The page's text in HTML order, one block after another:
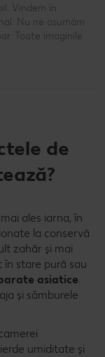
Vindem în
Nu ne asumăm
Toate imaginile
de
ales iarna, în
la conservă
zahăr și mai
stare pură sau
asiatice
și sâmburele
umiditate și